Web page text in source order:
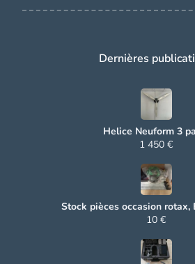
Dernières
Helice Neuform 3
1 450 €
Stock pièces occasion rotax,
10 €